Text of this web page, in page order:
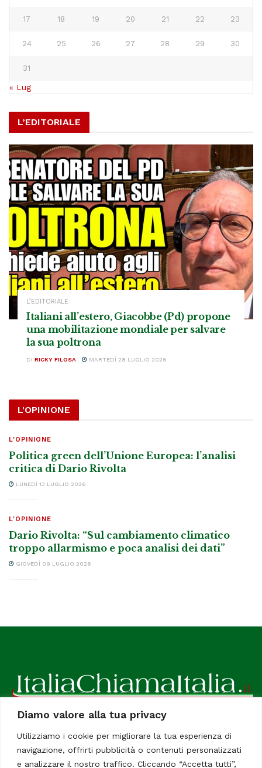
Diamo valore alla tua privacy
Utilizziamo i cookie per migliorare la tua esperienza di
navigazione, offrirti pubblicità o contenuti personalizzati
e analizzare il nostro traffico. Cliccando “Accetta tutti”,
17 18 19 20 21 22 23
24 25 26 27 28 29 30
31
« Lug
L’EDITORIALE
L’EDITORIALE
Italiani all’estero, Giacobbe (Pd) propone
una mobilitazione mondiale per salvare
la sua poltrona
DI RICKY FILOSA MARTEDÌ 28 LUGLIO 2026
L'OPINIONE
L'OPINIONE
Politica green dell’Unione Europea: l’analisi
critica di Dario Rivolta
LUNEDÌ 13 LUGLIO 2026
L'OPINIONE
Dario Rivolta: “Sul cambiamento climatico
troppo allarmismo e poca analisi dei dati”
GIOVEDÌ 09 LUGLIO 2026
ItaliaChiamaItalia, il TUO quotidiano online preferito.
Dedicato in particolare a tutti gli italiani residenti all'estero.
Tutti i diritti sono riservati. Quotidiano online indipendente